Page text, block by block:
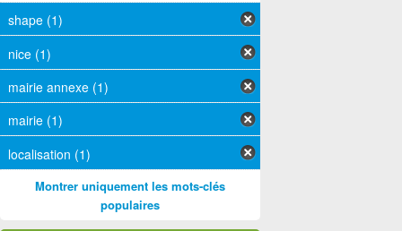
shape (1)
nice (1)
mairie annexe (1)
mairie (1)
localisation (1)
Montrer uniquement les mots-clés
populaires